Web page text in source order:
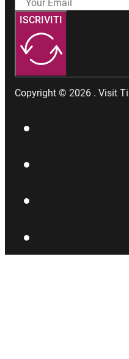
ISCRIVITI
Copyright © 2026 . Visit